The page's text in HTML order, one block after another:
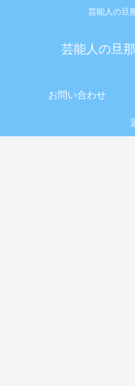
芸能人の旦
芸能人の旦
お問い合わせ